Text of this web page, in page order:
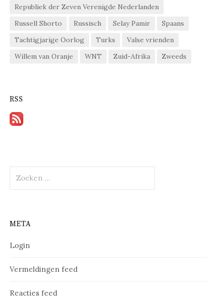
Republiek der Zeven Verenigde Nederlanden
Russell Shorto
Russisch Selay Pamir
Spaans
Tachtigjarige Oorlog
Turks
Valse vrienden
Willem van Oranje
WNT Zuid-Afrika Zweeds
RSS
naar:
META
Login
Vermeldingen feed
Reacties feed